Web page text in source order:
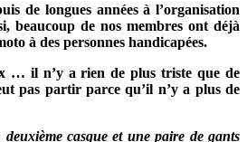
de longues années à l’organisation
beaucoup de nos membres ont déjà
à des personnes handicapées.
… il n’y a rien de plus triste que de
pas partir parce qu’il n’y a plus de
casque et une paire de gants